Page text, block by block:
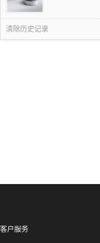
清除历史记录
客户服务